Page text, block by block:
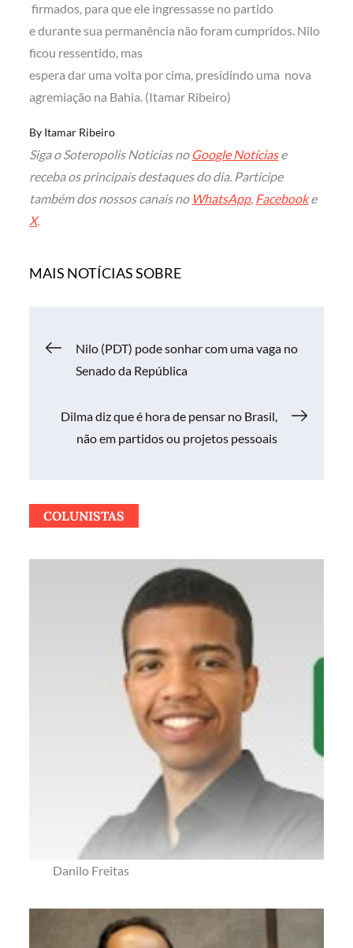
firmados, para que ele ingressasse no partido
e durante sua permanência não foram cumpridos. Nilo
ficou ressentido, mas
espera dar uma volta por cima, presidindo uma nova
agremiação na Bahia. (Itamar Ribeiro)
By Itamar Ribeiro
Siga o Soteropolis Noticias no Google Notíciase
receba os principais destaques do dia. Participe
também dos nossos canais no WhatsApp, Facebooke
X.
MAIS NOTÍCIAS SOBRE
Navegação
Post
Nilo (PDT) pode sonhar com uma vaga no
Senado da República
Dilma diz que é hora de pensar no Brasil,
não em partidos ou projetos pessoais
COLUNISTAS
Danilo Freitas